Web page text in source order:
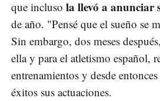
que incluso la llevó a anunciar
de año. "Pensé que el sueño se
Sin embargo, dos meses
ella y para el atletismo español,
entrenamientos y desde
éxitos sus actuaciones.